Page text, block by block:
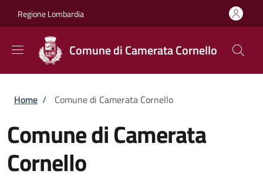
Regione Lombardia
Comune di Camerata Cornello
Briciole di pane
Home / Comune di Camerata Cornello
Comune di Camerata
Cornello